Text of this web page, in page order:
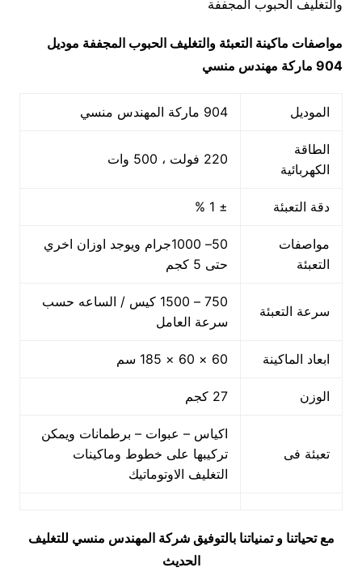
والتغليف الحبوب المجففة
مواصفات ماكينة التعبئة والتغليف الحبوب المجففة موديل
904 ماركة مهندس منسي
الموديل 904 ماركة المهندس منسي
الطاقة
الكهربائية
220 فولت ، 500 وات
دقة التعبئة ± 1 %
مواصفات
التعبئة
50– 1000جرام ويوجد اوزان اخري
حتى 5 كجم
سرعة التعبئة
750 – 1500 كيس / الساعه حسب
سرعة العامل
ابعاد الماكينة 60 × 60 × 185 سم
الوزن 27 كجم
تعبئة فى
اكياس – عبوات – برطمانات ويمكن
تركيبها على خطوط وماكينات
التغليف الاوتوماتيك
مع تحياتنا و تمنياتنا بالتوفيق شركة المهندس منسي للتغليف
الحديث